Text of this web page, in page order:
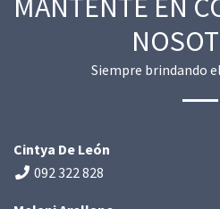
MANTENTE EN
Siempre brindando
Cintya De León
092 322 828